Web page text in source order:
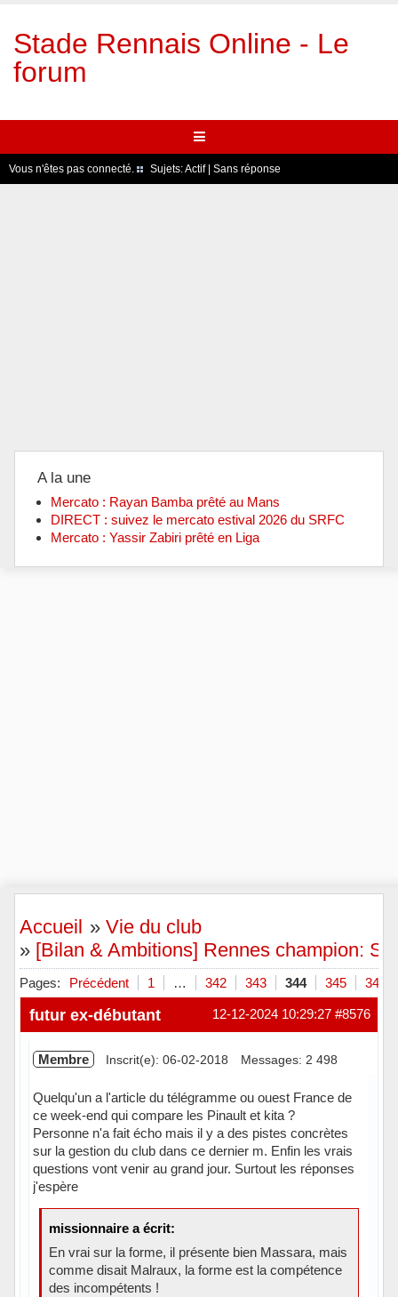
Stade Rennais Online - Le
forum
Vous n'êtes pas connecté. Sujets:Actif| Sans réponse
A la une
Mercato : Rayan Bamba prêté au Mans
DIRECT : suivez le mercato estival 2026 du SRFC
Mercato : Yassir Zabiri prêté en Liga
Accueil »Vie du club
» [Bilan & Ambitions] Rennes champion:
Pages: Précédent 1 … 342 343 344 345 346
#8576
12-12-2024 10:29:27
futur ex-débutant
Membre Inscrit(e): 06-02-2018 Messages: 2 498
Quelqu'un a l'article du télégramme ou ouest France de
ce week-end qui compare les Pinault et kita ?
Personne n'a fait écho mais il y a des pistes concrètes
sur la gestion du club dans ce dernier m. Enfin les vrais
questions vont venir au grand jour. Surtout les réponses
j'espère
missionnaire a écrit:
En vrai sur la forme, il présente bien Massara, mais
comme disait Malraux, la forme est la compétence
des incompétents !